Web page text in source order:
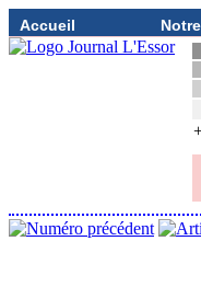
Accueil